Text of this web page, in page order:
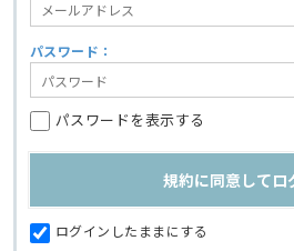
パスワード：
パスワードを表示する
ログインしたままにする